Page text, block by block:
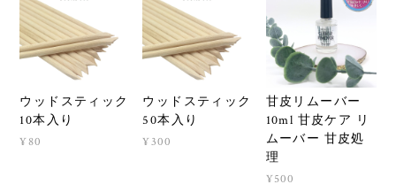
ウッドスティック
10本入り
¥80
ウッドスティック
50本入り
¥300
甘皮リムーバー
10ml 甘皮ケア リ
ムーバー 甘皮処
理
¥500